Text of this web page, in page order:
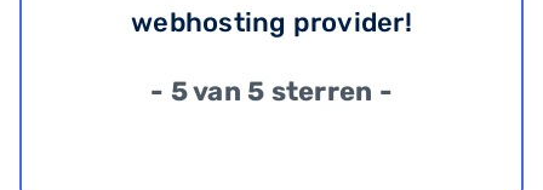
webhosting provider!
- 5 van 5 sterren -